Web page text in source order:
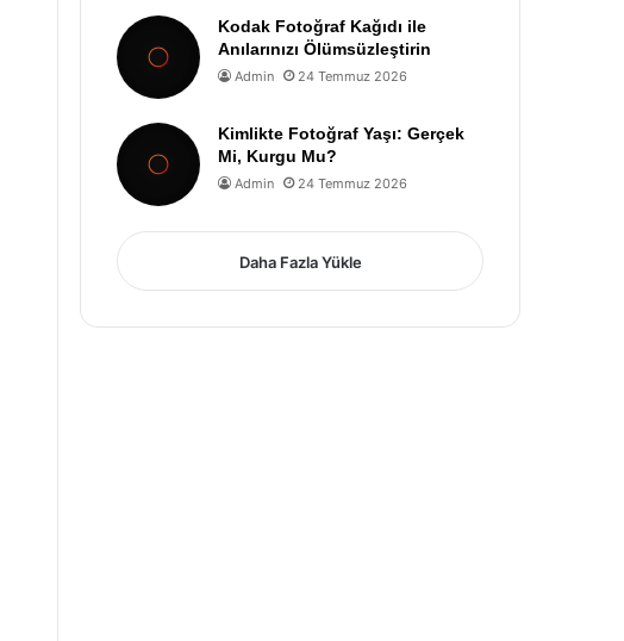
Kodak Fotoğraf Kağıdı ile
Anılarınızı Ölümsüzleştirin
Admin 24 Temmuz 2026
Kimlikte Fotoğraf Yaşı: Gerçek
Mi, Kurgu Mu?
Admin 24 Temmuz 2026
Daha Fazla Yükle